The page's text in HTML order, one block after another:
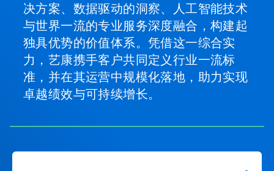
决方案、数据驱动的洞察、人工智能技术
与世界一流的专业服务深度融合，构建起
独具优势的价值体系。凭借这一综合实
力，艺康携手客户共同定义行业一流标
准，并在其运营中规模化落地，助力实现
卓越绩效与可持续增长。